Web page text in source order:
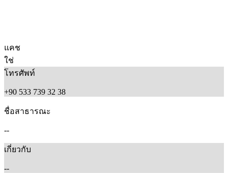
แคช
ใช่
โทรศัพท์
+90 533 739 32 38
ชื่อสาธารณะ
--
เกี่ยวกับ
--